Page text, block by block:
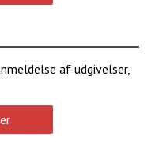
af udgivelser,